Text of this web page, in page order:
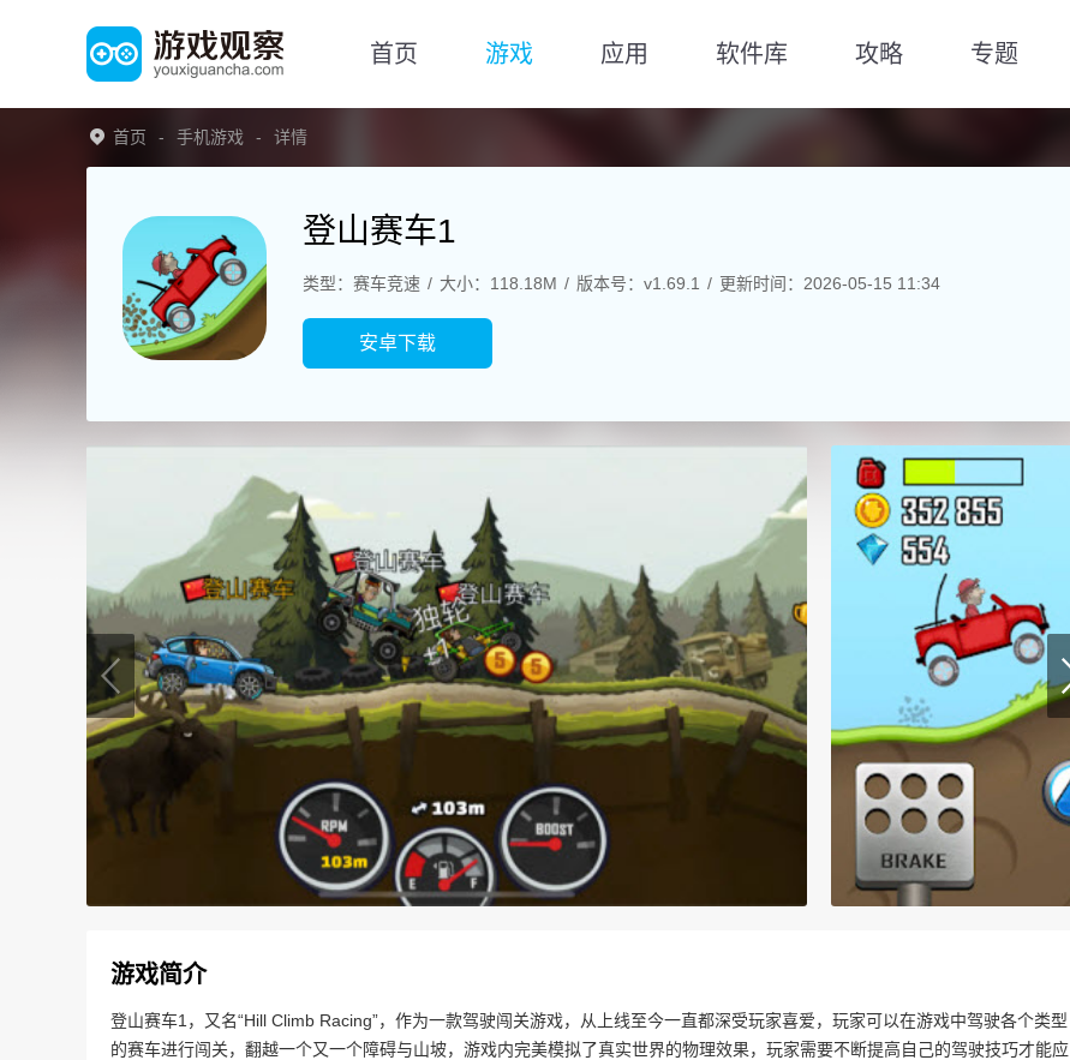
首页 游戏 应用 软件库 攻略 专题
首页 手机游戏 详情
登山赛车1
类型：赛车竞速 大小：118.18M 版本号：v1.69.1 更新时间：2026-05-15 11:34
安卓下载
游戏简介
登山赛车1，又名“Hill Climb Racing”，作为一款驾驶闯关游戏，从上线至今一直都深受玩家喜爱，玩家可以在游戏中驾驶各个类型
的赛车进行闯关，翻越一个又一个障碍与山坡，游戏内完美模拟了真实世界的物理效果，玩家需要不断提高自己的驾驶技巧才能应